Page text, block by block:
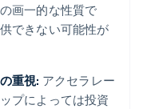
画一的な性質で
できない可能性が
重視: アクセラレー
プによっては投資